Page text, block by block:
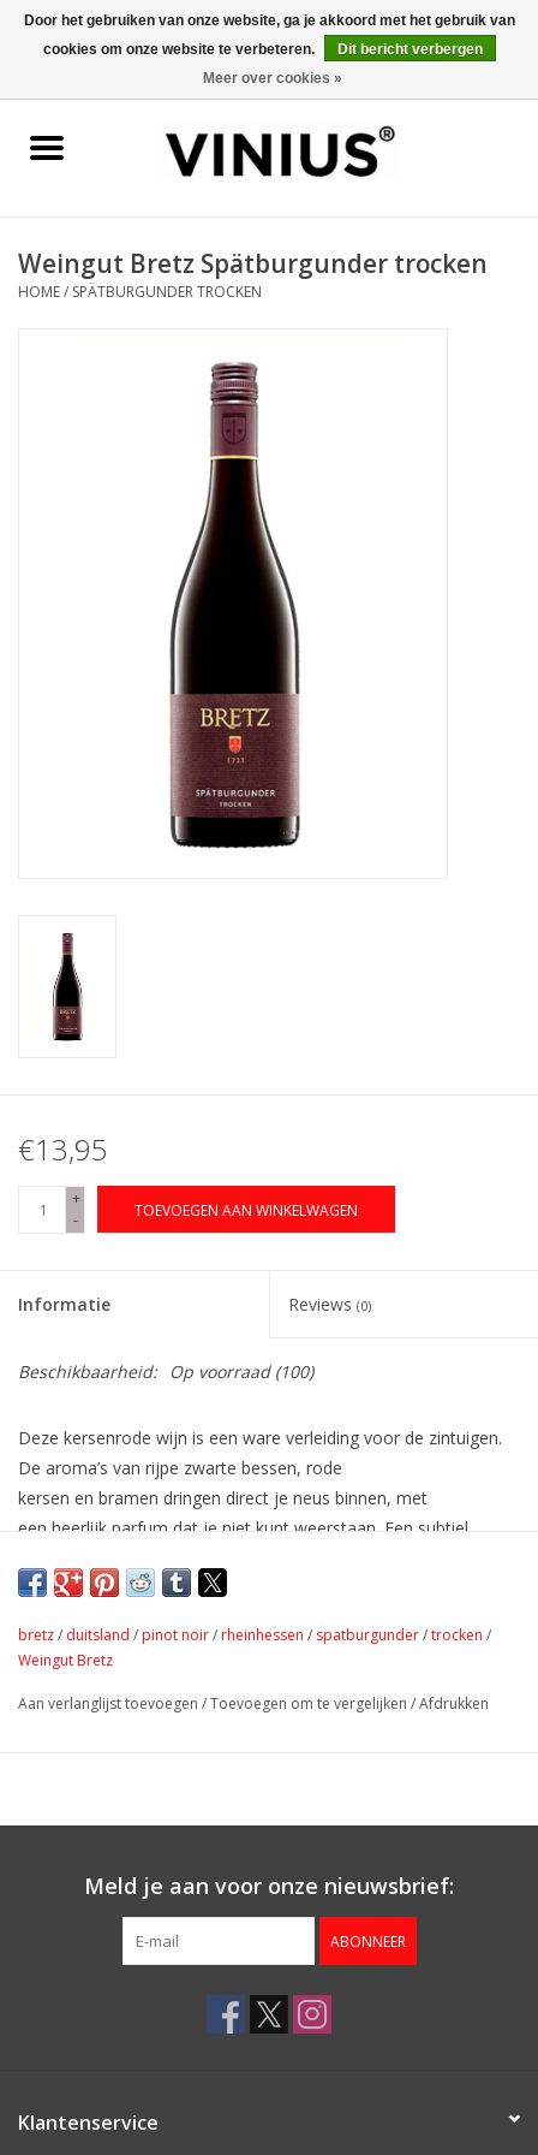
0 Artikelen - €0,00
Wijn per kleur/soort
Weingut Bretz Spätburgunder trocken
HOME/ SPÄTBURGUNDER TROCKEN
€13,95
+
-
TOEVOEGEN AAN WINKELWAGEN
Informatie Reviews (0)
Beschikbaarheid: Op voorraad(100)
Deze kersenrode wijn is een ware verleiding voor de zintuigen.
De aroma’s van rijpe zwarte bessen, rode
kersen en bramen dringen direct je neus binnen, met
een heerlijk parfum dat je niet kunt weerstaan. Een subtiel
ervaring nog completer maakt. Deze volle Pinot Noir heeft
kersen en bramen zich meesterlijk ontvouwen en lang blijven
bretz/ duitsland / pinot noir/ rheinhessen / spatburgunder/trocken /
Weingut Bretz
Aan verlanglijst toevoegen /Toevoegen om te vergelijken /Afdrukken
Meld je aan voor onze nieuwsbrief:
ABONNEER
Klantenservice
Door het gebruiken van onze website, ga je akkoord met het gebruik van
cookies om onze website te verbeteren.
Dit bericht verbergen
Meer over cookies »